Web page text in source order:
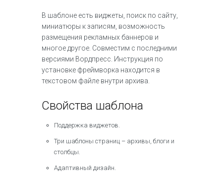
В шаблоне есть виджеты, поиск по сайту,
миниатюры к записям, возможность
размещения рекламных баннеров и
многое другое. Совместим с последними
версиями Вордпресс. Инструкция по
установке фреймворка находится в
текстовом файле внутри архива.
Свойства шаблона
Поддержка виджетов.
Три шаблоны страниц – архивы, блоги и
столбцы.
Адаптивный дизайн.